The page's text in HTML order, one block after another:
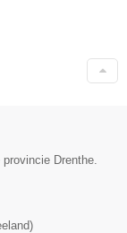
Drenthe.
)